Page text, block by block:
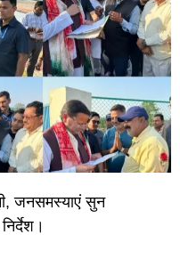
जनसमस्याएं सुन